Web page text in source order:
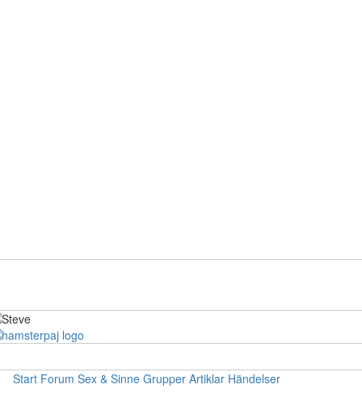
Start Forum Sex & Sinne Grupper Artiklar Händelser